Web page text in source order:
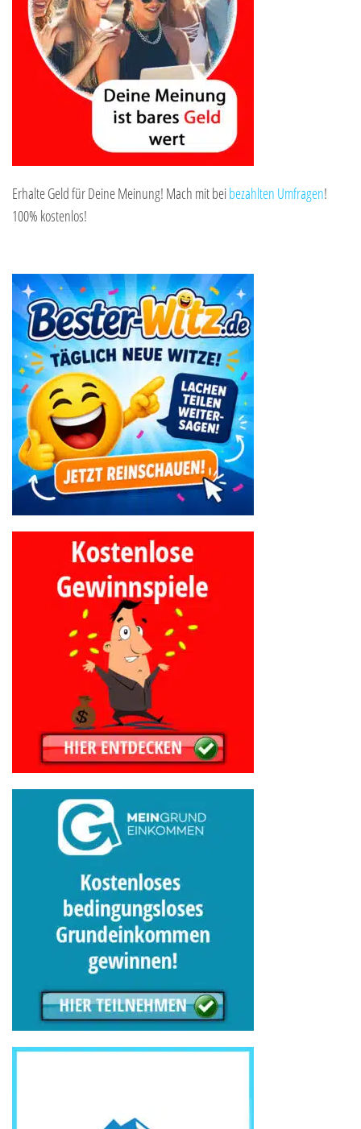
Erhalte Geld für Deine Meinung! Mach mit beibezahlten Umfragen!
100% kostenlos!